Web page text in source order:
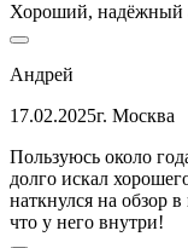
Хороший, надёжный
Андрей
17.02.2025г. Москва
Пользуюсь около
долго искал
наткнулся на обзор
что у него внутри!